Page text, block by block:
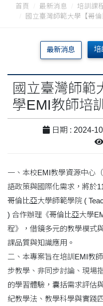
首頁 最新消息
培訓課
國立臺灣師範大學【哥
最新消息 培
國立臺灣師範
學EMI教師培
日期 : 2024-
一、本校EMI教學資源中心
語政策與國際化需求，將於
哥倫比亞大學師範學院 (
) 合作辦理《哥倫比亞大學
程》，借鏡多元的教學模式
課品質與知識應用。
二、本專案旨在培訓EMI教
步教學、非同步討論、現場
的學習體驗，囊括需求評估
紀教學法、教學科學與實踐